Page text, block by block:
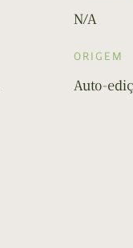
N/A
ORIGEM
Auto-